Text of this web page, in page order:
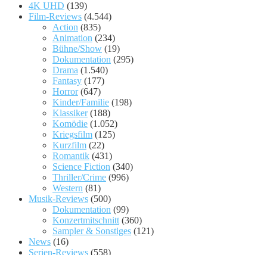
4K UHD (139)
Film-Reviews (4.544)
Action (835)
Animation (234)
Bühne/Show (19)
Dokumentation (295)
Drama (1.540)
Fantasy (177)
Horror(647)
Kinder/Familie (198)
Klassiker(188)
Komödie (1.052)
Kriegsfilm (125)
Kurzfilm (22)
Romantik (431)
Science Fiction (340)
Thriller/Crime (996)
Western (81)
Musik-Reviews (500)
Dokumentation (99)
Konzertmitschnitt (360)
Sampler & Sonstiges (121)
News (16)
Serien-Reviews (558)